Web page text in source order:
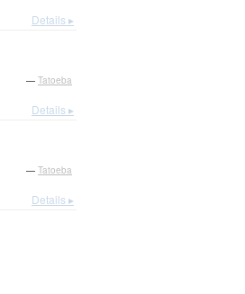
Details ▸
— Tatoeba
Details ▸
— Tatoeba
Details ▸